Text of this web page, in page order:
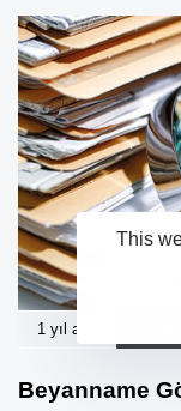
1 yıl ago
Beyanname
This